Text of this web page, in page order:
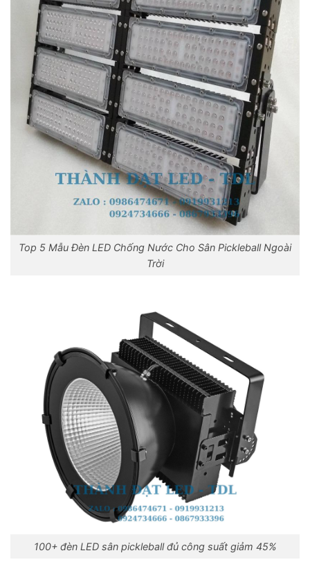
Top 5 Mẫu Đèn LED Chống Nước Cho Sân Pickleball Ngoài
Trời
100+ đèn LED sân pickleball đủ công suất giảm 45%